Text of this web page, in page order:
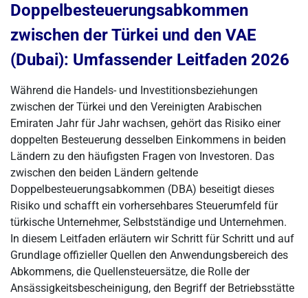
Doppelbesteuerungsabkommen
zwischen der Türkei und den VAE
(Dubai): Umfassender Leitfaden 2026
Während die Handels- und Investitionsbeziehungen
zwischen der Türkei und den Vereinigten Arabischen
Emiraten Jahr für Jahr wachsen, gehört das Risiko einer
doppelten Besteuerung desselben Einkommens in beiden
Ländern zu den häufigsten Fragen von Investoren. Das
zwischen den beiden Ländern geltende
Doppelbesteuerungsabkommen (DBA) beseitigt dieses
Risiko und schafft ein vorhersehbares Steuerumfeld für
türkische Unternehmer, Selbstständige und Unternehmen.
In diesem Leitfaden erläutern wir Schritt für Schritt und auf
Grundlage offizieller Quellen den Anwendungsbereich des
Abkommens, die Quellensteuersätze, die Rolle der
Ansässigkeitsbescheinigung, den Begriff der Betriebsstätte